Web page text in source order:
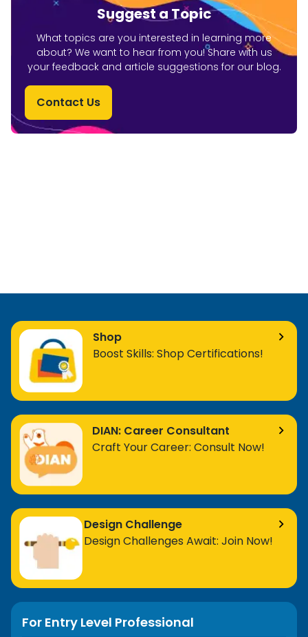
Suggest a Topic
What topics are you interested in learning more
about? We want to hear from you! Share with us
your feedback and article suggestions for our blog.
Contact Us
Shop
Boost Skills: Shop Certifications!
DIAN: Career Consultant
Craft Your Career: Consult Now!
Design Challenge
Design Challenges Await: Join Now!
For Entry Level Professional